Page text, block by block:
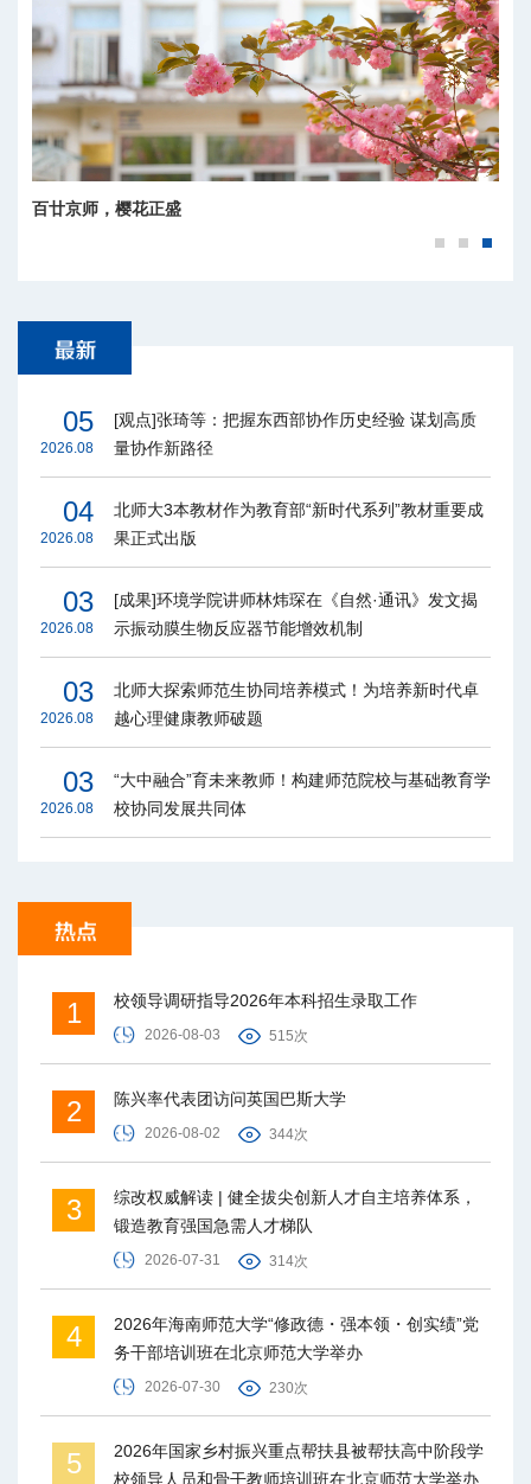
百廿京师，樱花正盛
05
2026.08
[观点]张琦等：把握东西部协作历史经验 谋划高质
量协作新路径
04
2026.08
北师大3本教材作为教育部“新时代系列”教材重要成
果正式出版
03
2026.08
[成果]环境学院讲师林炜琛在《自然·通讯》发文揭
示振动膜生物反应器节能增效机制
03
2026.08
北师大探索师范生协同培养模式！为培养新时代卓
越心理健康教师破题
03
2026.08
“大中融合”育未来教师！构建师范院校与基础教育学
校协同发展共同体
1 校领导调研指导2026年本科招生录取工作
2026-08-03 515次
2 陈兴率代表团访问英国巴斯大学
2026-08-02 344次
3
综改权威解读 | 健全拔尖创新人才自主培养体系，
锻造教育强国急需人才梯队
2026-07-31 314次
4
2026年海南师范大学“修政德・强本领・创实绩”党
务干部培训班在北京师范大学举办
2026-07-30 230次
5
2026年国家乡村振兴重点帮扶县被帮扶高中阶段学
校领导人员和骨干教师培训班在北京师范大学举办